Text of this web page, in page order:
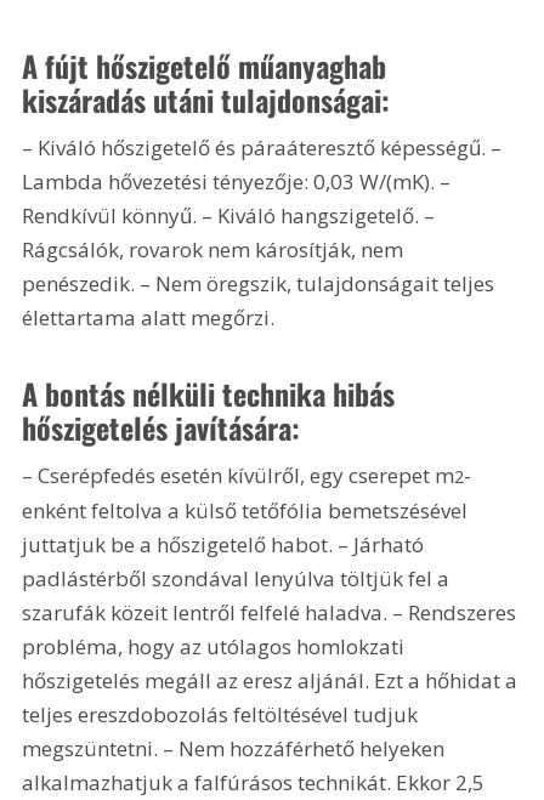
A fújt hőszigetelő műanyaghab
kiszáradás utáni tulajdonságai:
– Kiváló hőszigetelő és páraáteresztő képességű. –
Lambda hővezetési tényezője: 0,03 W/(mK). –
Rendkívül könnyű. – Kiváló hangszigetelő. –
Rágcsálók, rovarok nem károsítják, nem
penészedik. – Nem öregszik, tulajdonságait teljes
élettartama alatt megőrzi.
A bontás nélküli technika hibás
hőszigetelés javítására:
– Cserépfedés esetén kívülről, egy cserepet m2-
enként feltolva a külső tetőfólia bemetszésével
juttatjuk be a hőszigetelő habot. – Járható
padlástérből szondával lenyúlva töltjük fel a
szarufák közeit lentről felfelé haladva. – Rendszeres
probléma, hogy az utólagos homlokzati
hőszigetelés megáll az eresz aljánál. Ezt a hőhidat a
teljes ereszdobozolás feltöltésével tudjuk
megszüntetni. – Nem hozzáférhető helyeken
alkalmazhatjuk a falfúrásos technikát. Ekkor 2,5